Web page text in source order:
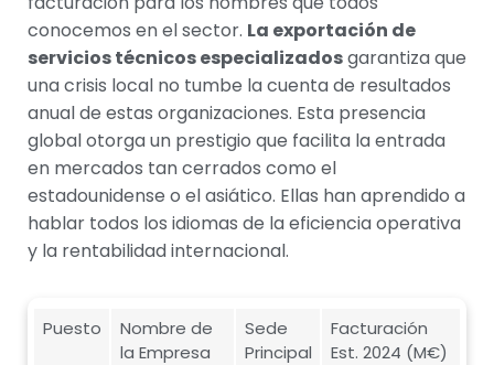
conocemos en el sector. La exportación de
servicios técnicos especializadosgarantiza que
una crisis local no tumbe la cuenta de resultados
anual de estas organizaciones. Esta presencia
global otorga un prestigio que facilita la entrada
en mercados tan cerrados como el
estadounidense o el asiático. Ellas han aprendido a
hablar todos los idiomas de la eficiencia operativa
y la rentabilidad internacional.
Puesto
Nombre de
la Empresa
Sede
Principal
Facturación
Est. 2024 (M€)